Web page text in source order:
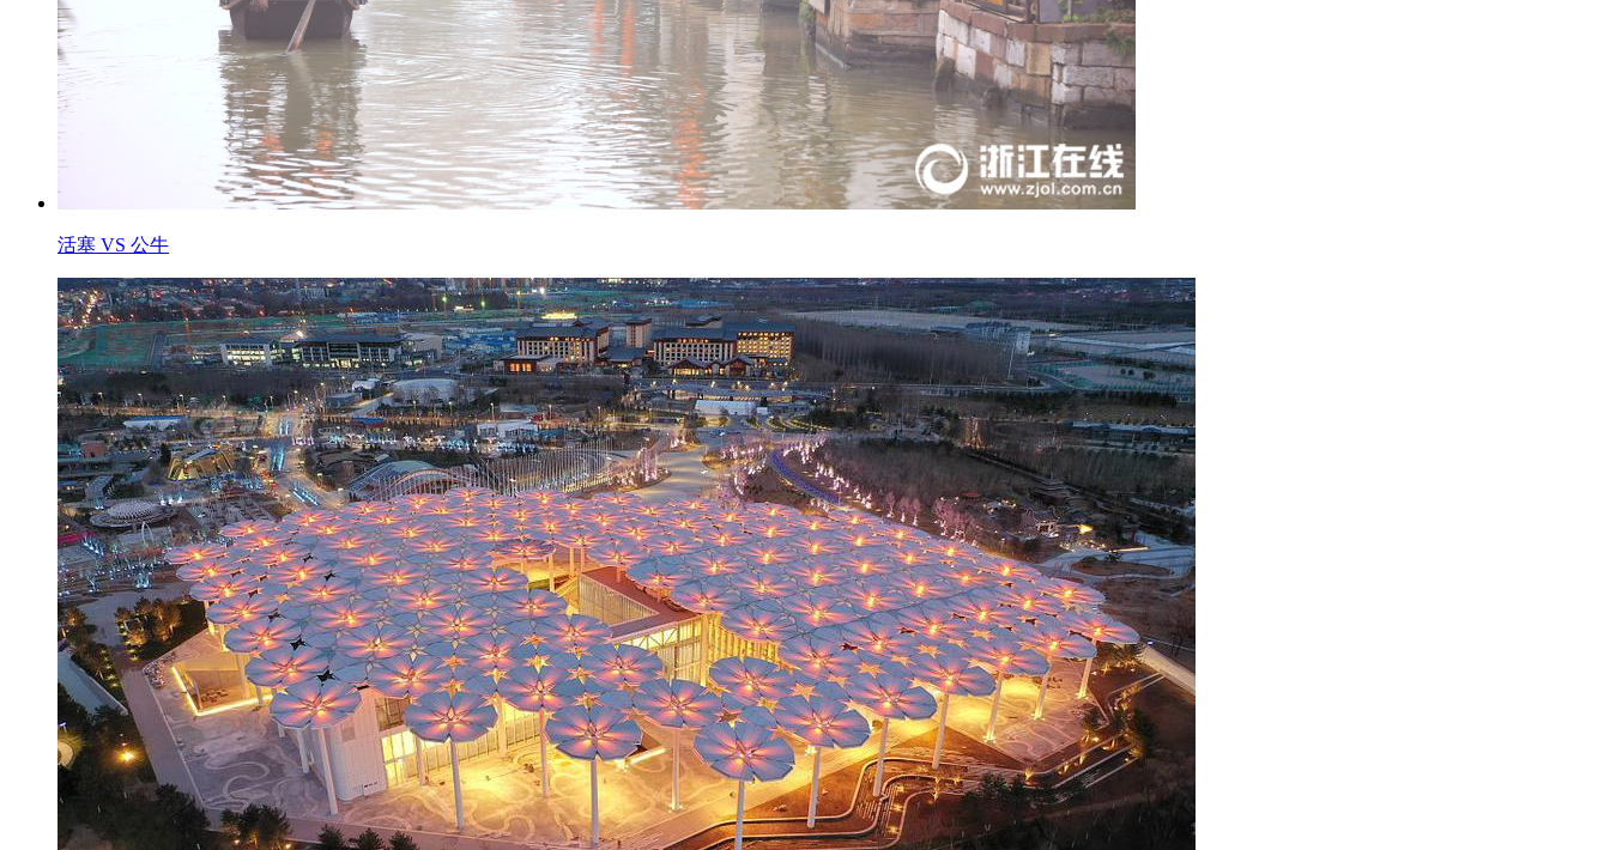
活塞 VS 公牛